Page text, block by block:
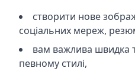
створити нове
соціальних мереж,
вам важлива швидка
певному стилі,